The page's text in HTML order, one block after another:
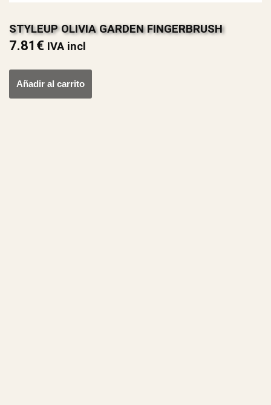
STYLEUP OLIVIA GARDEN FINGERBRUSH
7.81 € IVA incl
Añadir al carrito